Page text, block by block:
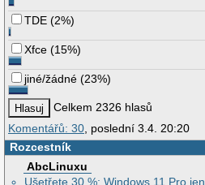
TDE (2%)
Xfce (15%)
jiné/žádné (23%)
Celkem 2326 hlasů
Komentářů: 30 , poslední 3.4. 20:20
Rozcestník
AbcLinuxu
Ušetřete 30 %: Windows 11 Pro jen